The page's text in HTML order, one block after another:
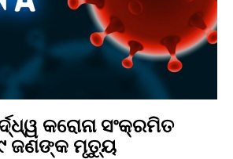
କରୋନା ସଂକ୍ରମିତ
ଜଣଙ୍କ ମୃତ୍ୟୁ